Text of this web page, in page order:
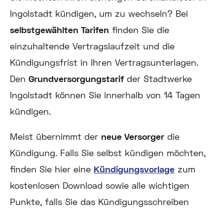
Ingolstadt kündigen, um zu wechseln? Bei
selbstgewählten Tarifen finden Sie die
einzuhaltende Vertragslaufzeit und die
Kündigungsfrist in Ihren Vertragsunterlagen.
Den Grundversorgungstarifder Stadtwerke
Ingolstadt können Sie innerhalb von 14 Tagen
kündigen.
Meist übernimmt der neue Versorger die
Kündigung. Falls Sie selbst kündigen möchten,
finden Sie hier eine Kündigungsvorlage zum
kostenlosen Download sowie alle wichtigen
Punkte, falls Sie das Kündigungsschreiben